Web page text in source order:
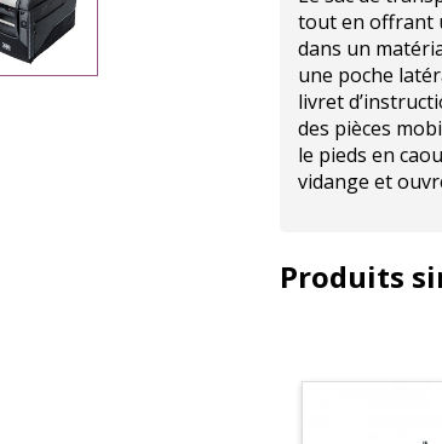
tout en offrant
dans un
une poche
livret
des pièces
le pieds en
vidange et
Produits